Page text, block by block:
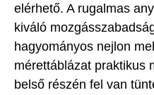
elérhető. A rugalmas
kiváló
hagyományos nejlon
mérettáblázat praktikus
belső részén fel van